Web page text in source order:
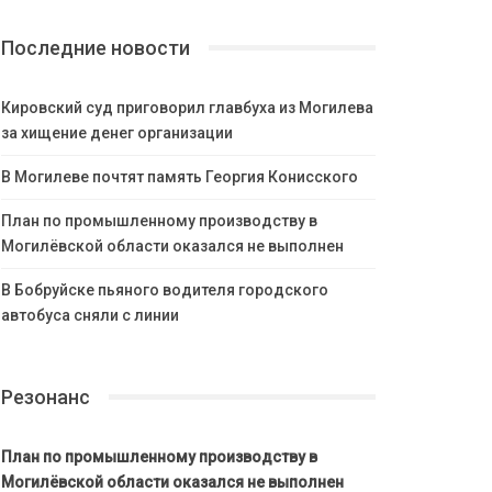
Последние новости
Кировский суд приговорил главбуха из Могилева
за хищение денег организации
В Могилеве почтят память Георгия Конисского
План по промышленному производству в
Могилёвской области оказался не выполнен
В Бобруйске пьяного водителя городского
автобуса сняли с линии
Резонанс
План по промышленному производству в
Могилёвской области оказался не выполнен